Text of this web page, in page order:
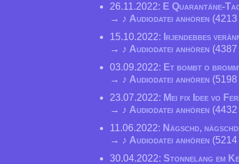
26.11.2022: E Quarantäne-
→ ♪ Audiodatei anhören
15.10.2022: Irjendebbes
→ ♪ Audiodatei anhören
03.09.2022: Et bombt o
→ ♪ Audiodatei anhören
23.07.2022: Mei fix Idee vo
→ ♪ Audiodatei anhören
11.06.2022: Nägschd,
→ ♪ Audiodatei anhören
30.04.2022: Stonnelang em